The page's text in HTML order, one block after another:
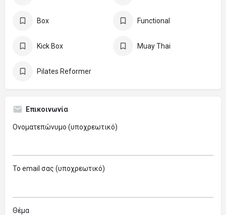
Box Functional
Kick Box Muay Thai
Pilates Reformer
Επικοινωνία
Ονοματεπώνυμο (υποχρεωτικό)
Το email σας (υποχρεωτικό)
Θέμα